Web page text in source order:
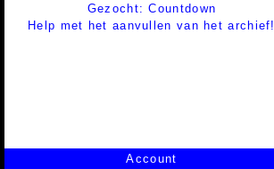
Gezocht: Countdown
Help met het aanvullen van het archief!
Account